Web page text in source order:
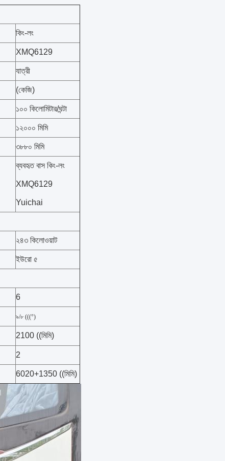
কিং-লং
XMQ6129
যাত্রী
(কেজি)
১০০ কিলোমিটার/ঘন্টা
১২০০০ মিমি
৩৮৮০ মিমি
ব্যবহৃত বাস কিং-লং
XMQ6129
Yuichai
২৪৩ কিলোওয়াট
ইউরো ৫
6
৯/৮ (((°)
2100 ((মিমি)
2
6020+1350 ((মিমি)